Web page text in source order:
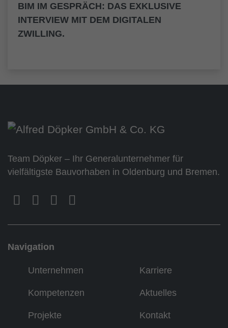
BIM IM GESPRÄCH: DAS EXKLUSIVE
INTERVIEW MIT DEM DIGITALEN
ZWILLING.
Team Döpker – Ihr Generalunternehmer für
vielfältigste Bauvorhaben in Oldenburg und Bremen.
Navigation
Unternehmen
Kompetenzen
Projekte
Karriere
Aktuelles
Kontakt